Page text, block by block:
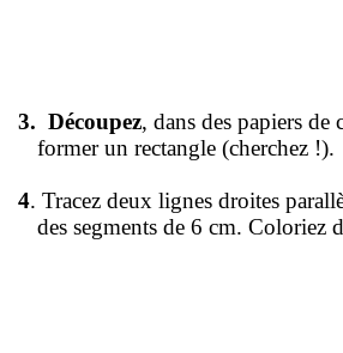
3. Découpez, dans des papiers
former un rectangle (cherchez !).
4. Tracez deux lignes droites
des segments de6 cm. Coloriez